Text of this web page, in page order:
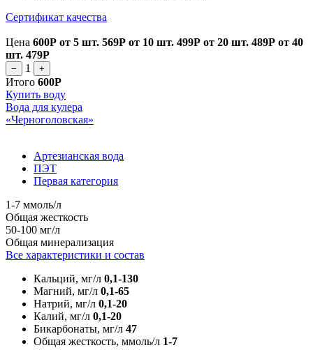
Сертификат качества
Цена 600Р от 5 шт. 569Р от 10 шт. 499Р от 20 шт. 489Р от 40
шт. 479Р
− 1 +
Итого 600Р
Купить воду
Вода для кулера
«Черноголовская»
Артезианская вода
ПЭТ
Первая категория
1-7 ммоль/л
Общая жесткость
50-100 мг/л
Общая минерализация
Все характеристики и состав
Кальций, мг/л 0,1-130
Магний, мг/л 0,1-65
Натрий, мг/л 0,1-20
Калий, мг/л 0,1-20
Бикарбонаты, мг/л 47
Общая жесткость, ммоль/л 1-7